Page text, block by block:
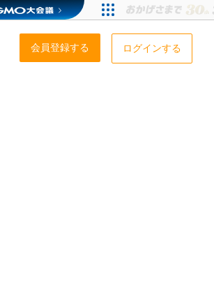
会員登録する ログインする